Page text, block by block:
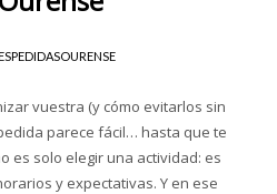
vuestra (y cómo evitarlos sin
parece fácil… hasta que te
es solo elegir una actividad: es
y expectativas. Y en ese